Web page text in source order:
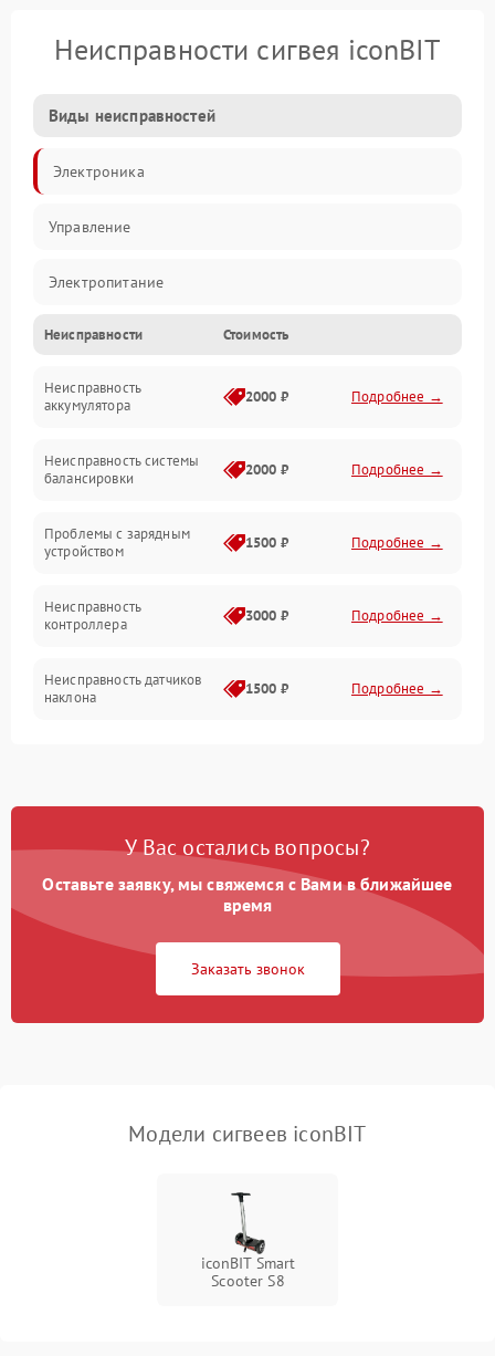
Неисправности сигвея iconBIT
Виды неисправностей
Электроника
Управление
Электропитание
Балансировка
Механические повреждения
Неисправности Стоимость
Неисправность
аккумулятора
2000 ₽ Подробнее →
Неисправность системы
балансировки
2000 ₽ Подробнее →
Проблемы с зарядным
устройством
1500 ₽ Подробнее →
Неисправность
контроллера
3000 ₽ Подробнее →
Неисправность датчиков
наклона
1500 ₽ Подробнее →
Неисправность разъемов
500 ₽ Подробнее →
Повреждение внутренних
500 ₽ Подробнее →
У Вас остались вопросы?
Оставьте заявку, мы свяжемся с Вами в ближайшее
время
Заказать звонок
Модели сигвеев iconBIT
iconBIT Smart
Scooter S8